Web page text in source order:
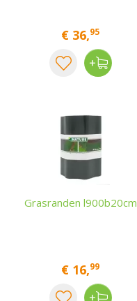
€ 36,95
Grasranden l900b20cm
€ 16,99